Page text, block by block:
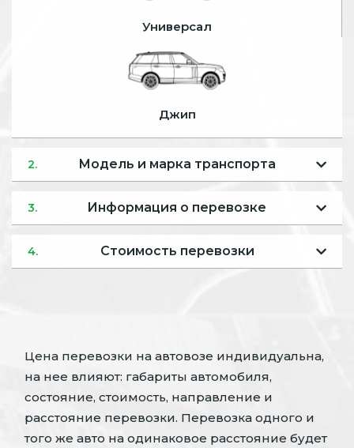
Универсал
Джип
2. Модель и марка транспорта
3. Информация о перевозке
4. Стоимость перевозки
Цена перевозки на автовозе индивидуальна,
на нее влияют: габариты автомобиля,
состояние, стоимость, направление и
расстояние перевозки. Перевозка одного и
того же авто на одинаковое расстояние будет